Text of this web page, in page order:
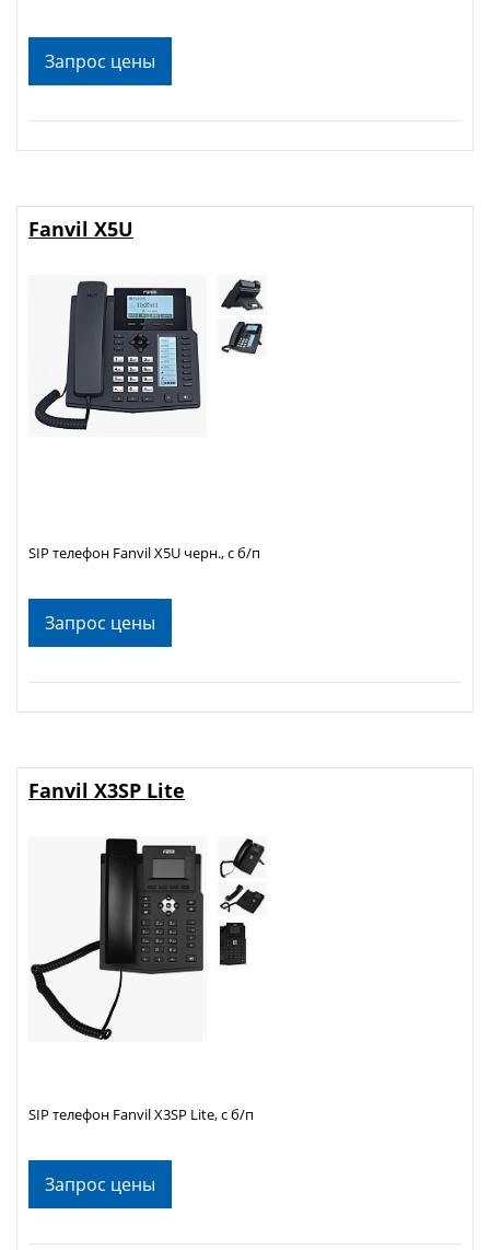
Запрос цены
Запрос цены
Fanvil X5U
SIP телефон Fanvil X5U черн., с б/п
Запрос цены
Fanvil X3SP Lite
SIP телефон Fanvil X3SP Lite, с б/п